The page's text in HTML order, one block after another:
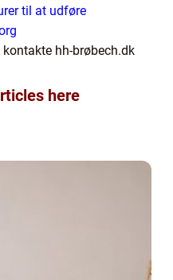
til at udføre
hh-brøbech.dk
here